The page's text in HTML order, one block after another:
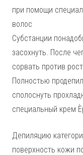
при помощи
волос
Субстанции
засохнуть. После
сорвать против
Полностью
сполоснуть
специальный крем
Депиляцию
поверхность кожи